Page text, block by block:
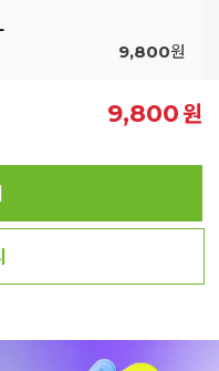
9,800원
9,800원